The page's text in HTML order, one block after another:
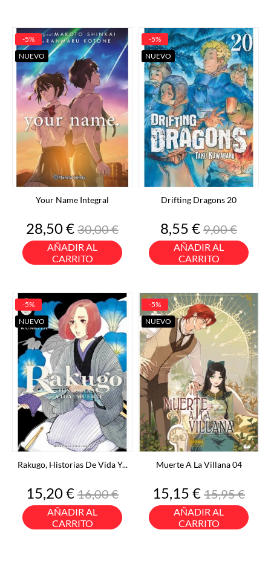
Your Name Integral
Precio
28,50 €Precio
base
30,00 €
AÑADIR AL
CARRITO
-5%
NUEVO
Drifting Dragons 20
Precio
8,55 €Precio
base
9,00 €
AÑADIR AL
CARRITO
-5%
NUEVO
Rakugo, Historias De Vida Y...
Precio
15,20 €Precio
base
16,00 €
AÑADIR AL
CARRITO
-5%
NUEVO
Muerte A La Villana 04
Precio
15,15 €Precio
base
15,95 €
AÑADIR AL
CARRITO
-5%
NUEVO